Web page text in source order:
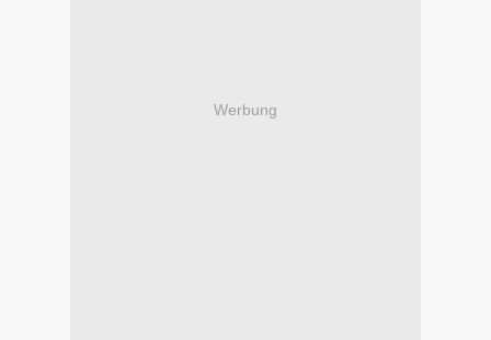
Werbung